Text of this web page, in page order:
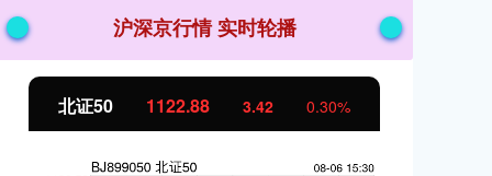
沪深京行情 实时轮播
北证50 1122.88 3.42 0.30%